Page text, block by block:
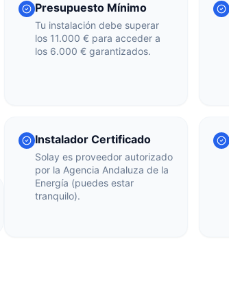
Presupuesto Mínimo
Tu instalación debe superar
los 11.000 € para acceder a
los 6.000 € garantizados.
Instalador Certificado
Solay es proveedor autorizado
por la Agencia Andaluza de la
Energía (puedes estar
tranquilo).